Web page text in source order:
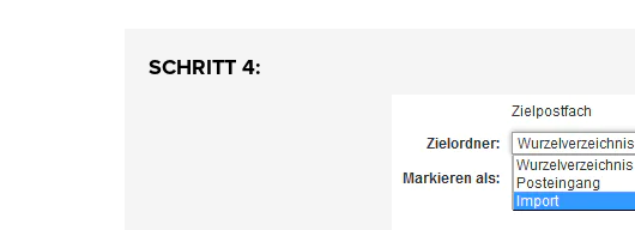
SCHRITT 4: